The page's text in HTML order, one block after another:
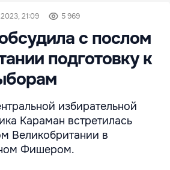
21:09 5 969
с послом
подготовку к
избирательной
Караман встретилась
Великобритании в
Фишером.